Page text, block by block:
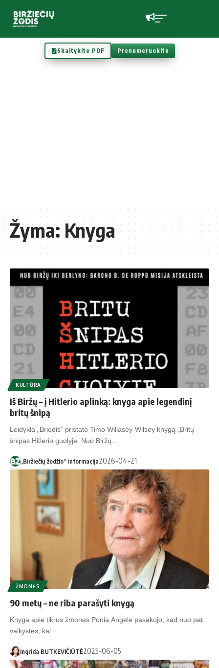
Skaitykite PDF Prenumeruokite
Žyma:Knyga
KULTŪRA
Iš Biržų – į Hitlerio aplinką: knyga apie legendinį
britų šnipą
Leidykla „Briedis“ pristato Timo Willasey-Wilsey knygą „Britų
šnipas Hitlerio guolyje. Nuo Biržų…
„Biržiečių žodžio“ informacija2026-04-21
ŽMONĖS
90 metų – ne riba parašyti knygą
Knyga apie tikrus žmones Ponia Angėlė pasakojo, kad nuo pat
vaikystės, kai…
Ingrida BUTKEVIČIŪTĖ2025-06-05